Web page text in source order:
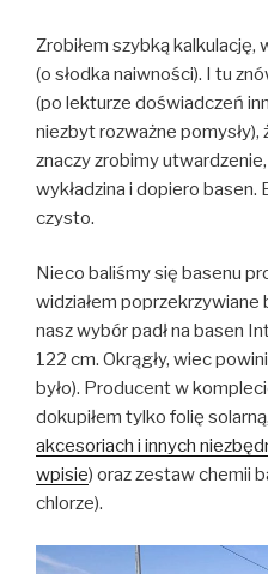
Zrobiłem szybką
(o słodka naiwności). I tu
(po lekturze doświadczeń
niezbyt rozważne pomysły),
znaczy zrobimy
wykładzina i dopiero basen.
czysto.
Nieco baliśmy się basenu
widziałem poprzekrzywiane
nasz wybór padł na basen
122 cm. Okrągły, wiec
było). Producent w
dokupiłem tylko folię
akcesoriach i innych
wpisie) oraz zestaw chemii
chlorze).